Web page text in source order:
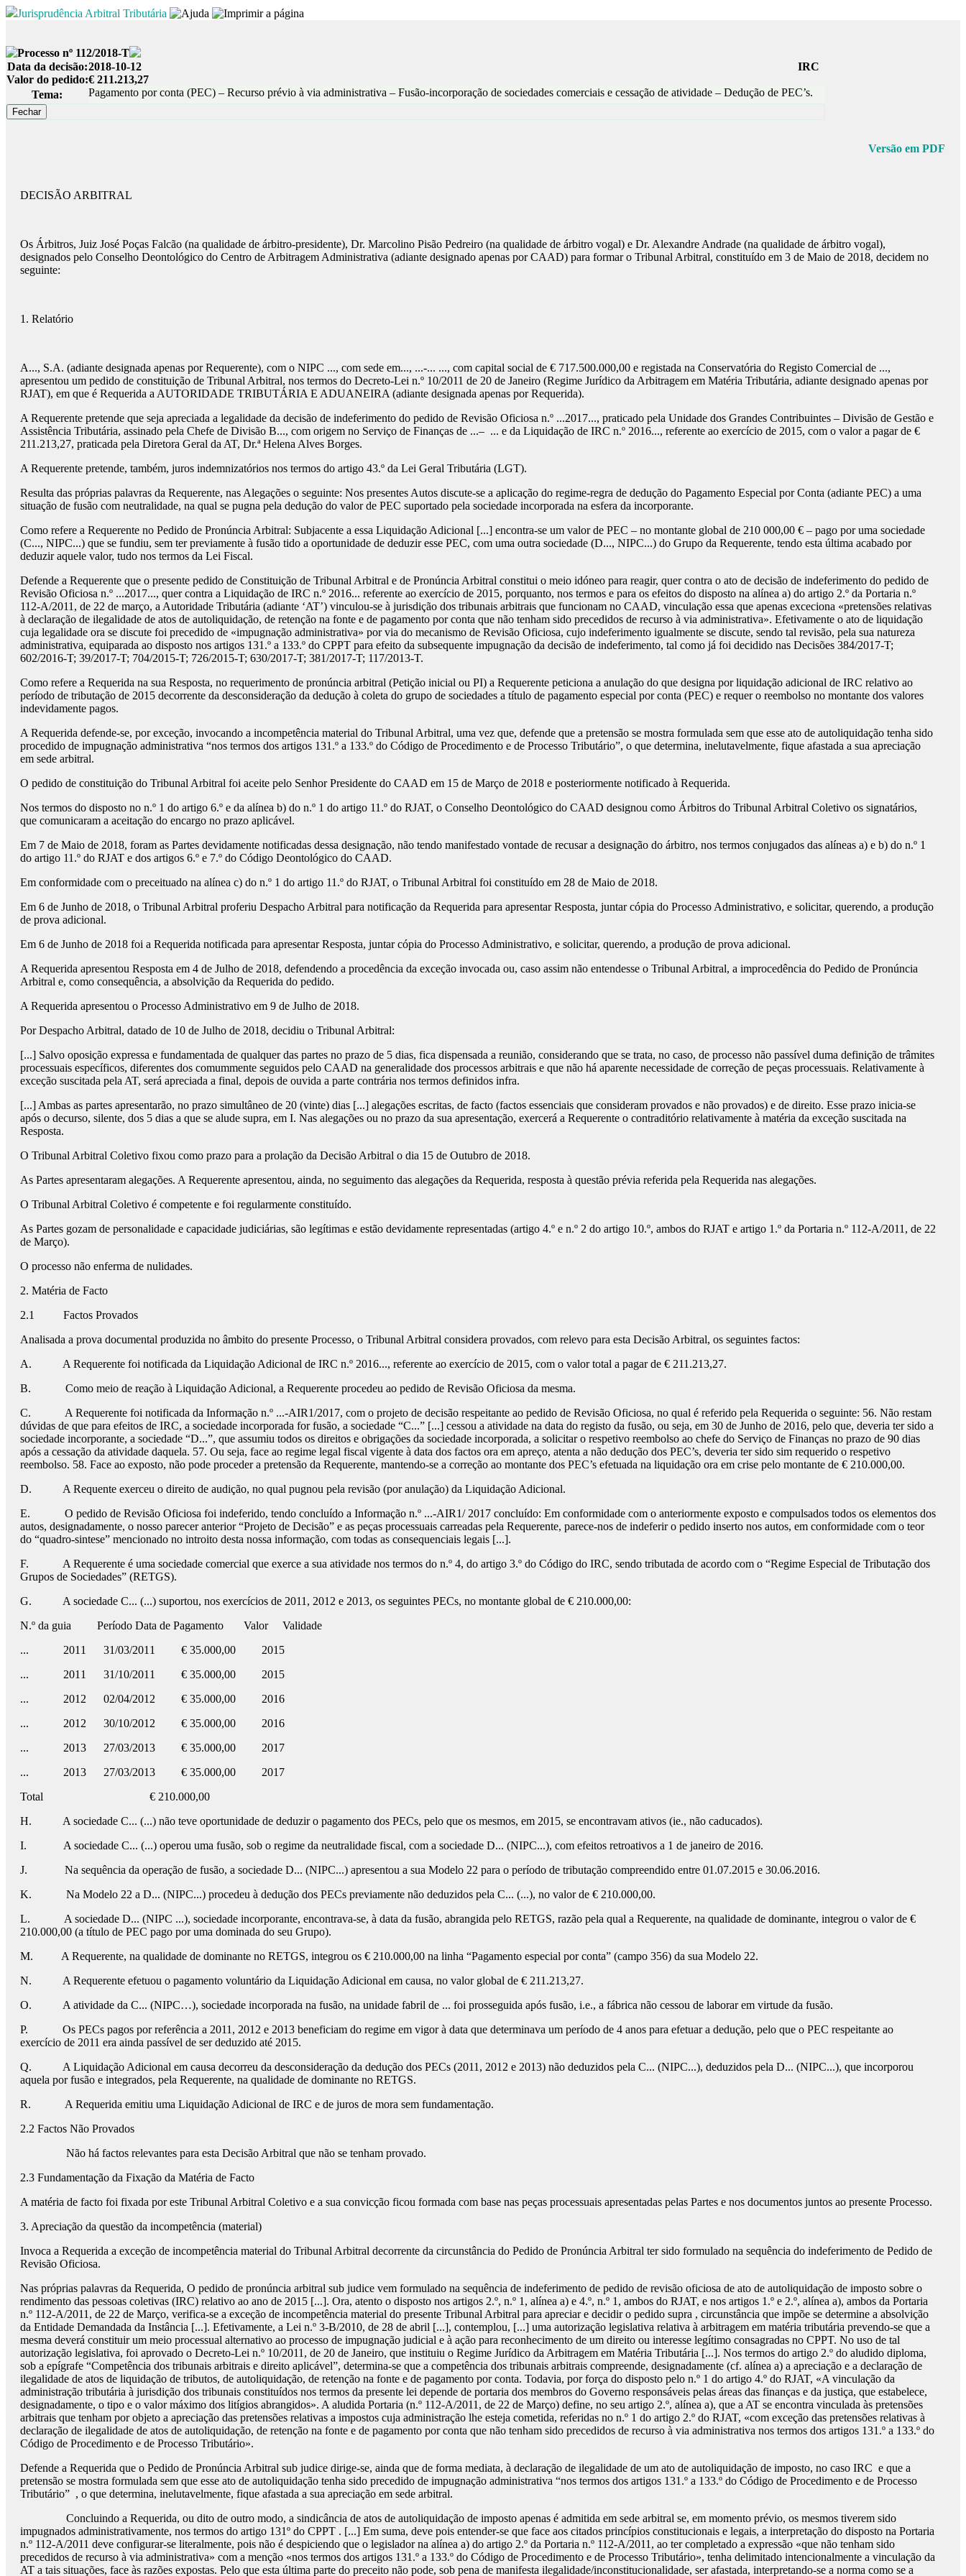
Jurisprudência Arbitral Tributária
Processo nº 112/2018-T
Data da decisão:2018-10-12
IRC
Valor do pedido:€ 211.213,27
Tema:
Pagamento por conta (PEC) – Recurso prévio à via administrativa – Fusão-incorporação de sociedades comerciais e cessação de atividade – Dedução de PEC’s.
Versão em PDF
DECISÃO ARBITRAL
Os Árbitros, Juiz José Poças Falcão (na qualidade de árbitro-presidente), Dr. Marcolino Pisão Pedreiro (na qualidade de árbitro vogal) e Dr. Alexandre Andrade (na qualidade de árbitro vogal),
designados pelo Conselho Deontológico do Centro de Arbitragem Administrativa (adiante designado apenas por CAAD) para formar o Tribunal Arbitral, constituído em 3 de Maio de 2018, decidem no
seguinte:
1. Relatório
A..., S.A. (adiante designada apenas por Requerente), com o NIPC ..., com sede em..., ...-... ..., com capital social de € 717.500.000,00 e registada na Conservatória do Registo Comercial de ...,
apresentou um pedido de constituição de Tribunal Arbitral, nos termos do Decreto-Lei n.º 10/2011 de 20 de Janeiro (Regime Jurídico da Arbitragem em Matéria Tributária, adiante designado apenas por
RJAT), em que é Requerida a AUTORIDADE TRIBUTÁRIA E ADUANEIRA (adiante designada apenas por Requerida).
A Requerente pretende que seja apreciada a legalidade da decisão de indeferimento do pedido de Revisão Oficiosa n.º ...2017..., praticado pela Unidade dos Grandes Contribuintes – Divisão de Gestão e
Assistência Tributária, assinado pela Chefe de Divisão B..., com origem no Serviço de Finanças de ...– ... e da Liquidação de IRC n.º 2016..., referente ao exercício de 2015, com o valor a pagar de €
211.213,27, praticada pela Diretora Geral da AT, Dr.ª Helena Alves Borges.
A Requerente pretende, também, juros indemnizatórios nos termos do artigo 43.º da Lei Geral Tributária (LGT).
Resulta das próprias palavras da Requerente, nas Alegações o seguinte: Nos presentes Autos discute-se a aplicação do regime-regra de dedução do Pagamento Especial por Conta (adiante PEC) a uma
situação de fusão com neutralidade, na qual se pugna pela dedução do valor de PEC suportado pela sociedade incorporada na esfera da incorporante.
Como refere a Requerente no Pedido de Pronúncia Arbitral: Subjacente a essa Liquidação Adicional [...] encontra-se um valor de PEC – no montante global de 210 000,00 € – pago por uma sociedade
(C..., NIPC...) que se fundiu, sem ter previamente à fusão tido a oportunidade de deduzir esse PEC, com uma outra sociedade (D..., NIPC...) do Grupo da Requerente, tendo esta última acabado por
deduzir aquele valor, tudo nos termos da Lei Fiscal.
Defende a Requerente que o presente pedido de Constituição de Tribunal Arbitral e de Pronúncia Arbitral constitui o meio idóneo para reagir, quer contra o ato de decisão de indeferimento do pedido de
Revisão Oficiosa n.º ...2017..., quer contra a Liquidação de IRC n.º 2016... referente ao exercício de 2015, porquanto, nos termos e para os efeitos do disposto na alínea a) do artigo 2.º da Portaria n.º
112-A/2011, de 22 de março, a Autoridade Tributária (adiante ‘AT’) vinculou-se à jurisdição dos tribunais arbitrais que funcionam no CAAD, vinculação essa que apenas exceciona «pretensões relativas
à declaração de ilegalidade de atos de autoliquidação, de retenção na fonte e de pagamento por conta que não tenham sido precedidos de recurso à via administrativa». Efetivamente o ato de liquidação
cuja legalidade ora se discute foi precedido de «impugnação administrativa» por via do mecanismo de Revisão Oficiosa, cujo indeferimento igualmente se discute, sendo tal revisão, pela sua natureza
administrativa, equiparada ao disposto nos artigos 131.º a 133.º do CPPT para efeito da subsequente impugnação da decisão de indeferimento, tal como já foi decidido nas Decisões 384/2017-T;
602/2016-T; 39/2017-T; 704/2015-T; 726/2015-T; 630/2017-T; 381/2017-T; 117/2013-T.
Como refere a Requerida na sua Resposta, no requerimento de pronúncia arbitral (Petição inicial ou PI) a Requerente peticiona a anulação do que designa por liquidação adicional de IRC relativo ao
período de tributação de 2015 decorrente da desconsideração da dedução à coleta do grupo de sociedades a título de pagamento especial por conta (PEC) e requer o reembolso no montante dos valores
indevidamente pagos.
A Requerida defende-se, por exceção, invocando a incompetência material do Tribunal Arbitral, uma vez que, defende que a pretensão se mostra formulada sem que esse ato de autoliquidação tenha sido
procedido de impugnação administrativa “nos termos dos artigos 131.º a 133.º do Código de Procedimento e de Processo Tributário”, o que determina, inelutavelmente, fique afastada a sua apreciação
em sede arbitral.
O pedido de constituição do Tribunal Arbitral foi aceite pelo Senhor Presidente do CAAD em 15 de Março de 2018 e posteriormente notificado à Requerida.
Nos termos do disposto no n.º 1 do artigo 6.º e da alínea b) do n.º 1 do artigo 11.º do RJAT, o Conselho Deontológico do CAAD designou como Árbitros do Tribunal Arbitral Coletivo os signatários,
que comunicaram a aceitação do encargo no prazo aplicável.
Em 7 de Maio de 2018, foram as Partes devidamente notificadas dessa designação, não tendo manifestado vontade de recusar a designação do árbitro, nos termos conjugados das alíneas a) e b) do n.º 1
do artigo 11.º do RJAT e dos artigos 6.º e 7.º do Código Deontológico do CAAD.
Em conformidade com o preceituado na alínea c) do n.º 1 do artigo 11.º do RJAT, o Tribunal Arbitral foi constituído em 28 de Maio de 2018.
Em 6 de Junho de 2018, o Tribunal Arbitral proferiu Despacho Arbitral para notificação da Requerida para apresentar Resposta, juntar cópia do Processo Administrativo, e solicitar, querendo, a produção
de prova adicional.
Em 6 de Junho de 2018 foi a Requerida notificada para apresentar Resposta, juntar cópia do Processo Administrativo, e solicitar, querendo, a produção de prova adicional.
A Requerida apresentou Resposta em 4 de Julho de 2018, defendendo a procedência da exceção invocada ou, caso assim não entendesse o Tribunal Arbitral, a improcedência do Pedido de Pronúncia
Arbitral e, como consequência, a absolvição da Requerida do pedido.
A Requerida apresentou o Processo Administrativo em 9 de Julho de 2018.
Por Despacho Arbitral, datado de 10 de Julho de 2018, decidiu o Tribunal Arbitral:
[...] Salvo oposição expressa e fundamentada de qualquer das partes no prazo de 5 dias, fica dispensada a reunião, considerando que se trata, no caso, de processo não passível duma definição de trâmites
processuais específicos, diferentes dos comummente seguidos pelo CAAD na generalidade dos processos arbitrais e que não há aparente necessidade de correção de peças processuais. Relativamente à
exceção suscitada pela AT, será apreciada a final, depois de ouvida a parte contrária nos termos definidos infra.
[...] Ambas as partes apresentarão, no prazo simultâneo de 20 (vinte) dias [...] alegações escritas, de facto (factos essenciais que consideram provados e não provados) e de direito. Esse prazo inicia-se
após o decurso, silente, dos 5 dias a que se alude supra, em I. Nas alegações ou no prazo da sua apresentação, exercerá a Requerente o contraditório relativamente à matéria da exceção suscitada na
Resposta.
O Tribunal Arbitral Coletivo fixou como prazo para a prolação da Decisão Arbitral o dia 15 de Outubro de 2018.
As Partes apresentaram alegações. A Requerente apresentou, ainda, no seguimento das alegações da Requerida, resposta à questão prévia referida pela Requerida nas alegações.
O Tribunal Arbitral Coletivo é competente e foi regularmente constituído.
As Partes gozam de personalidade e capacidade judiciárias, são legítimas e estão devidamente representadas (artigo 4.º e n.º 2 do artigo 10.º, ambos do RJAT e artigo 1.º da Portaria n.º 112-A/2011, de 22
de Março).
O processo não enferma de nulidades.
2. Matéria de Facto
2.1
Factos Provados
Analisada a prova documental produzida no âmbito do presente Processo, o Tribunal Arbitral considera provados, com relevo para esta Decisão Arbitral, os seguintes factos:
A.
A Requerente foi notificada da Liquidação Adicional de IRC n.º 2016..., referente ao exercício de 2015, com o valor total a pagar de € 211.213,27.
B.
Como meio de reação à Liquidação Adicional, a Requerente procedeu ao pedido de Revisão Oficiosa da mesma.
C.
A Requerente foi notificada da Informação n.º ...-AIR1/2017, com o projeto de decisão respeitante ao pedido de Revisão Oficiosa, no qual é referido pela Requerida o seguinte: 56. Não restam
dúvidas de que para efeitos de IRC, a sociedade incorporada for fusão, a sociedade “C...” [...] cessou a atividade na data do registo da fusão, ou seja, em 30 de Junho de 2016, pelo que, deveria ter sido a
sociedade incorporante, a sociedade “D...”, que assumiu todos os direitos e obrigações da sociedade incorporada, a solicitar o respetivo reembolso ao chefe do Serviço de Finanças no prazo de 90 dias
após a cessação da atividade daquela. 57. Ou seja, face ao regime legal fiscal vigente à data dos factos ora em apreço, atenta a não dedução dos PEC’s, deveria ter sido sim requerido o respetivo
reembolso. 58. Face ao exposto, não pode proceder a pretensão da Requerente, mantendo-se a correção ao montante dos PEC’s efetuada na liquidação ora em crise pelo montante de € 210.000,00.
D.
A Requente exerceu o direito de audição, no qual pugnou pela revisão (por anulação) da Liquidação Adicional.
E.
O pedido de Revisão Oficiosa foi indeferido, tendo concluído a Informação n.º ...-AIR1/ 2017 concluído: Em conformidade com o anteriormente exposto e compulsados todos os elementos dos
autos, designadamente, o nosso parecer anterior “Projeto de Decisão” e as peças processuais carreadas pela Requerente, parece-nos de indeferir o pedido inserto nos autos, em conformidade com o teor
do “quadro-sintese” mencionado no introito desta nossa informação, com todas as consequenciais legais [...].
F.
A Requerente é uma sociedade comercial que exerce a sua atividade nos termos do n.º 4, do artigo 3.º do Código do IRC, sendo tributada de acordo com o “Regime Especial de Tributação dos
Grupos de Sociedades” (RETGS).
G.
A sociedade C... (...) suportou, nos exercícios de 2011, 2012 e 2013, os seguintes PECs, no montante global de € 210.000,00:
N.º da guia
Período Data de Pagamento Valor
Validade
...
2011 31/03/2011 € 35.000,00
2015
...
2011 31/10/2011 € 35.000,00
2015
...
2012 02/04/2012 € 35.000,00
2016
...
2012 30/10/2012 € 35.000,00
2016
...
2013 27/03/2013 € 35.000,00
2017
...
2013 27/03/2013 € 35.000,00
2017
Total
€ 210.000,00
H.
A sociedade C... (...) não teve oportunidade de deduzir o pagamento dos PECs, pelo que os mesmos, em 2015, se encontravam ativos (ie., não caducados).
I.
A sociedade C... (...) operou uma fusão, sob o regime da neutralidade fiscal, com a sociedade D... (NIPC...), com efeitos retroativos a 1 de janeiro de 2016.
J.
Na sequência da operação de fusão, a sociedade D... (NIPC...) apresentou a sua Modelo 22 para o período de tributação compreendido entre 01.07.2015 e 30.06.2016.
K.
Na Modelo 22 a D... (NIPC...) procedeu à dedução dos PECs previamente não deduzidos pela C... (...), no valor de € 210.000,00.
L.
A sociedade D... (NIPC ...), sociedade incorporante, encontrava-se, à data da fusão, abrangida pelo RETGS, razão pela qual a Requerente, na qualidade de dominante, integrou o valor de €
210.000,00 (a título de PEC pago por uma dominada do seu Grupo).
M.
A Requerente, na qualidade de dominante no RETGS, integrou os € 210.000,00 na linha “Pagamento especial por conta” (campo 356) da sua Modelo 22.
N.
A Requerente efetuou o pagamento voluntário da Liquidação Adicional em causa, no valor global de € 211.213,27.
O.
A atividade da C... (NIPC…), sociedade incorporada na fusão, na unidade fabril de ... foi prosseguida após fusão, i.e., a fábrica não cessou de laborar em virtude da fusão.
P.
Os PECs pagos por referência a 2011, 2012 e 2013 beneficiam do regime em vigor à data que determinava um período de 4 anos para efetuar a dedução, pelo que o PEC respeitante ao
exercício de 2011 era ainda passível de ser deduzido até 2015.
Q.
A Liquidação Adicional em causa decorreu da desconsideração da dedução dos PECs (2011, 2012 e 2013) não deduzidos pela C... (NIPC...), deduzidos pela D... (NIPC...), que incorporou
aquela por fusão e integrados, pela Requerente, na qualidade de dominante no RETGS.
R.
A Requerida emitiu uma Liquidação Adicional de IRC e de juros de mora sem fundamentação.
2.2 Factos Não Provados
Não há factos relevantes para esta Decisão Arbitral que não se tenham provado.
2.3 Fundamentação da Fixação da Matéria de Facto
A matéria de facto foi fixada por este Tribunal Arbitral Coletivo e a sua convicção ficou formada com base nas peças processuais apresentadas pelas Partes e nos documentos juntos ao presente Processo.
3. Apreciação da questão da incompetência (material)
Invoca a Requerida a exceção de incompetência material do Tribunal Arbitral decorrente da circunstância do Pedido de Pronúncia Arbitral ter sido formulado na sequência do indeferimento de Pedido de
Revisão Oficiosa.
Nas próprias palavras da Requerida, O pedido de pronúncia arbitral sub judice vem formulado na sequência de indeferimento de pedido de revisão oficiosa de ato de autoliquidação de imposto sobre o
rendimento das pessoas coletivas (IRC) relativo ao ano de 2015 [...]. Ora, atento o disposto nos artigos 2.º, n.º 1, alínea a) e 4.º, n.º 1, ambos do RJAT, e nos artigos 1.º e 2.º, alínea a), ambos da Portaria
n.º 112-A/2011, de 22 de Março, verifica-se a exceção de incompetência material do presente Tribunal Arbitral para apreciar e decidir o pedido supra , circunstância que impõe se determine a absolvição
da Entidade Demandada da Instância [...]. Efetivamente, a Lei n.º 3-B/2010, de 28 de abril [...], contemplou, [...] uma autorização legislativa relativa à arbitragem em matéria tributária prevendo-se que a
mesma deverá constituir um meio processual alternativo ao processo de impugnação judicial e à ação para reconhecimento de um direito ou interesse legítimo consagradas no CPPT. No uso de tal
autorização legislativa, foi aprovado o Decreto-Lei n.º 10/2011, de 20 de Janeiro, que instituiu o Regime Jurídico da Arbitragem em Matéria Tributária [...]. Nos termos do artigo 2.º do aludido diploma,
sob a epígrafe “Competência dos tribunais arbitrais e direito aplicável”, determina-se que a competência dos tribunais arbitrais compreende, designadamente (cf. alínea a) a apreciação e a declaração de
ilegalidade de atos de liquidação de tributos, de autoliquidação, de retenção na fonte e de pagamento por conta. Todavia, por força do disposto pelo n.º 1 do artigo 4.º do RJAT, «A vinculação da
administração tributária à jurisdição dos tribunais constituídos nos termos da presente lei depende de portaria dos membros do Governo responsáveis pelas áreas das finanças e da justiça, que estabelece,
designadamente, o tipo e o valor máximo dos litígios abrangidos». A aludida Portaria (n.º 112-A/2011, de 22 de Março) define, no seu artigo 2.º, alínea a), que a AT se encontra vinculada às pretensões
arbitrais que tenham por objeto a apreciação das pretensões relativas a impostos cuja administração lhe esteja cometida, referidas no n.º 1 do artigo 2.º do RJAT, «com exceção das pretensões relativas à
declaração de ilegalidade de atos de autoliquidação, de retenção na fonte e de pagamento por conta que não tenham sido precedidos de recurso à via administrativa nos termos dos artigos 131.º a 133.º do
Código de Procedimento e de Processo Tributário».
Defende a Requerida que o Pedido de Pronúncia Arbitral sub judice dirige-se, ainda que de forma mediata, à declaração de ilegalidade de um ato de autoliquidação de imposto, no caso IRC e que a
pretensão se mostra formulada sem que esse ato de autoliquidação tenha sido precedido de impugnação administrativa “nos termos dos artigos 131.º a 133.º do Código de Procedimento e de Processo
Tributário” , o que determina, inelutavelmente, fique afastada a sua apreciação em sede arbitral.
Concluindo a Requerida, ou dito de outro modo, a sindicância de atos de autoliquidação de imposto apenas é admitida em sede arbitral se, em momento prévio, os mesmos tiverem sido
impugnados administrativamente, nos termos do artigo 131º do CPPT . [...] Em suma, deve pois entender-se que face aos citados princípios constitucionais e legais, a interpretação do disposto na Portaria
n.º 112-A/2011 deve configurar-se literalmente, pois não é despiciendo que o legislador na alínea a) do artigo 2.º da Portaria n.º 112-A/2011, ao ter completado a expressão «que não tenham sido
precedidos de recurso à via administrativa» com a menção «nos termos dos artigos 131.º a 133.º do Código de Procedimento e de Processo Tributário», tenha delimitado intencionalmente a vinculação da
AT a tais situações, face às razões expostas. Pelo que esta última parte do preceito não pode, sob pena de manifesta ilegalidade/inconstitucionalidade, ser afastada, interpretando-se a norma como se a